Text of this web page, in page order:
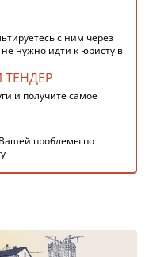
с ним через
не нужно идти к юристу в
и получите самое
проблемы по